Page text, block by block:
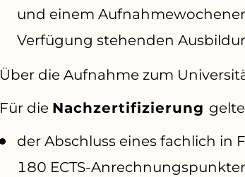
und einem
Verfügung stehenden
Über die Aufnahme zum
Für die Nachzertifizierung
der Abschluss eines fachlich
180 ECTS-